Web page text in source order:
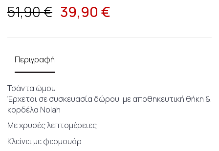
51,90 € 39,90 €
Περιγραφή
Τσάντα ώμου
Έρχεται σε συσκευασία δώρου, με αποθηκευτική θήκη &
κορδέλα Nolah
Με χρυσές λεπτομέρειες
Κλείνει με φερμουάρ